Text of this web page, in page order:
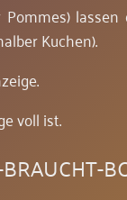
Kuchen).
voll ist.